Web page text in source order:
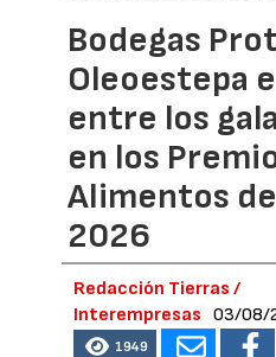
Bodegas
Oleoestepa
entre los
en los
Alimentos
2026
Redacción Tierras /
Interempresas
03/08/
1949